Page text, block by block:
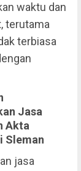
waktu dan
terutama
terbiasa
Jasa
Akta
Sleman
jasa